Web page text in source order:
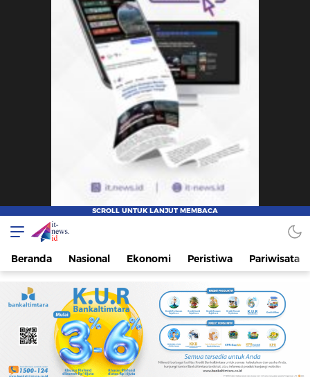
IT-NEWS
Update Cepat, Cerdas, dan Terpercaya
Beranda Nasional Ekonomi Peristiwa Pariwisata